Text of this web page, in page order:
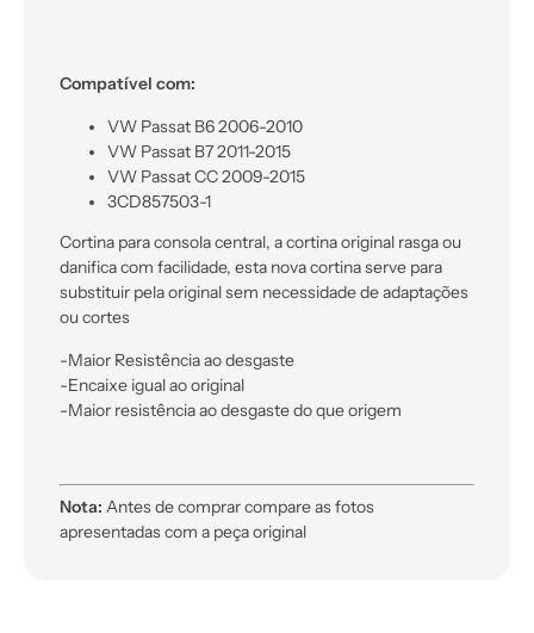
Compatível com:
VW Passat B6 2006-2010
VW Passat B7 2011-2015
VW Passat CC 2009-2015
3CD857503-1
Cortina para consola central, a cortina original rasga ou
danifica com facilidade, esta nova cortina serve para
substituir pela original sem necessidade de adaptações
ou cortes
-Maior Resistência ao desgaste
-Encaixe igual ao original
-Maior resistência ao desgaste do que origem
Nota: Antes de comprar compare as fotos
apresentadas com a peça original